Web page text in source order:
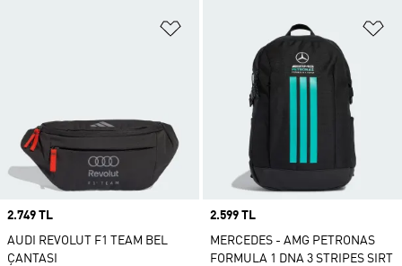
Favori Listesine Ekle
Price
2.749 TL
AUDI REVOLUT F1 TEAM BEL
ÇANTASI
Price
2.599 TL
MERCEDES - AMG PETRONAS
FORMULA 1 DNA 3 STRIPES SIRT